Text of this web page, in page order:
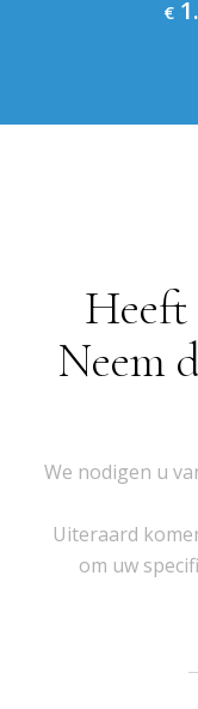
€
Heeft
Neem
We nodigen u
Uiteraard
om uw